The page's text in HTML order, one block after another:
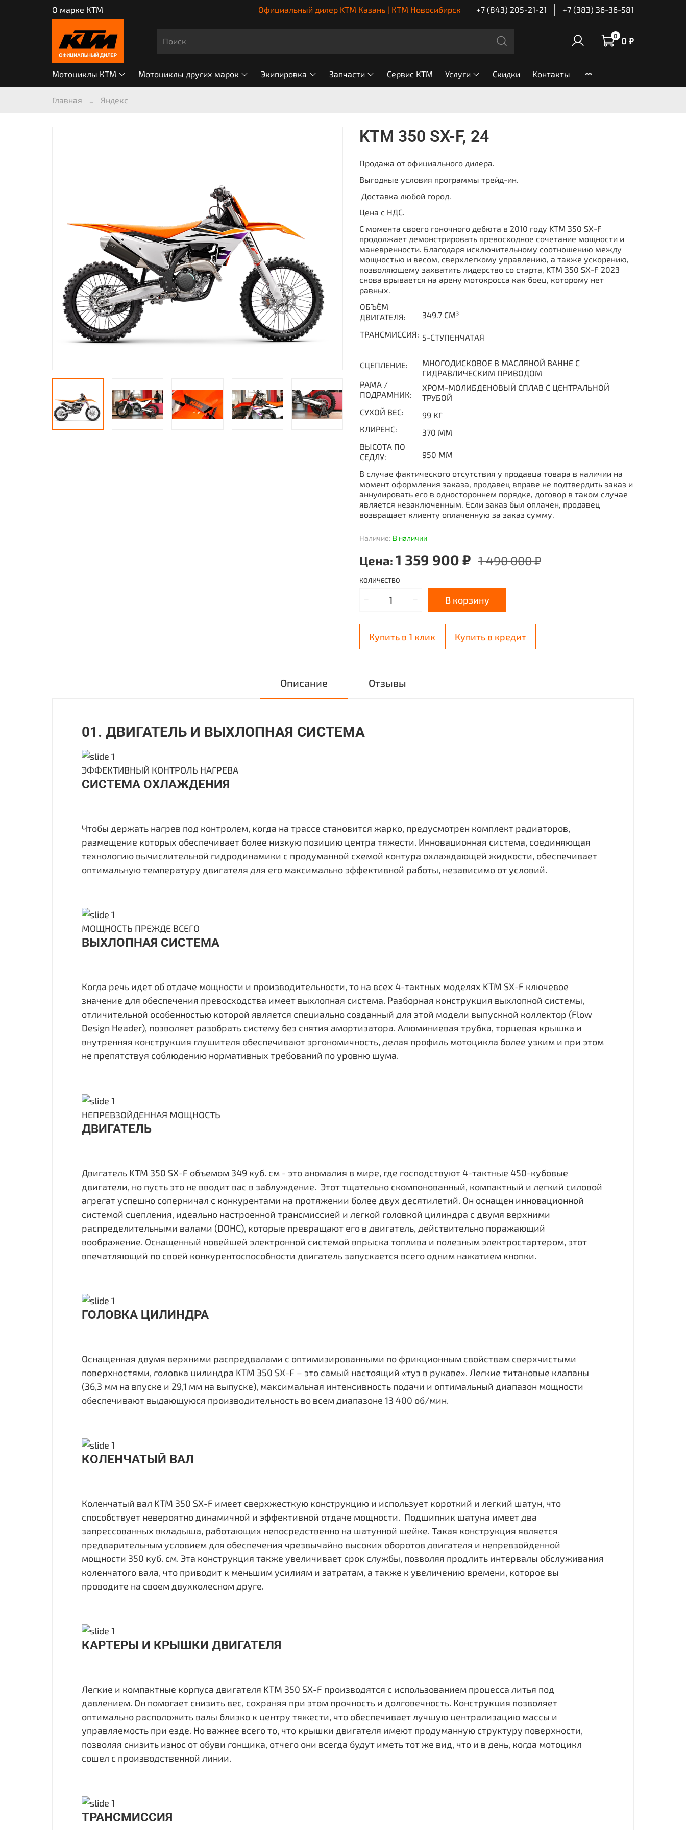
О марке КТМ Официальный дилер KTM Казань | КТМ Новосибирск +7 (843) 205-21-21 +7 (383) 36-36-581
0 0 ₽
Мотоциклы КТМ Мотоциклы других марок Экипировка Запчасти Сервис КТМ Услуги Скидки Контакты
Главная Яндекс
Наличие: В наличии
KTM 350 SX-F, 24
Цена: 1 359 900 ₽ 1 490 000 ₽
КОЛИЧЕСТВО
В корзину
Купить в 1 клик Купить в кредит
Продажа от официального дилера.
Выгодные условия программы трейд-ин.
Доставка любой город.
Цена с НДС.
C момента своего гоночного дебюта в 2010 году KTM 350 SX-F
продолжает демонстрировать превосходное сочетание мощности и
маневренности. Благодаря исключительному соотношению между
мощностью и весом, сверхлегкому управлению, а также ускорению,
позволяющему захватить лидерство со старта, KTM 350 SX-F 2023
снова врывается на арену мотокросса как боец, которому нет
равных.
ОБЪЁМ
ДВИГАТЕЛЯ:
349.7 СМ³
ТРАНСМИССИЯ: 5-СТУПЕНЧАТАЯ
СЦЕПЛЕНИЕ:
МНОГОДИСКОВОЕ В МАСЛЯНОЙ ВАННЕ С
ГИДРАВЛИЧЕСКИМ ПРИВОДОМ
РАМА /
ПОДРАМНИК:
ХРОМ-МОЛИБДЕНОВЫЙ СПЛАВ С ЦЕНТРАЛЬНОЙ
ТРУБОЙ
СУХОЙ ВЕС:
99 КГ
КЛИРЕНС:
370 ММ
ВЫСОТА ПО
СЕДЛУ:
950 ММ
В случае фактического отсутствия у продавца товара в наличии на
момент оформления заказа, продавец вправе не подтвердить заказ и
аннулировать его в одностороннем порядке, договор в таком случае
является незаключенным. Если заказ был оплачен, продавец
возвращает клиенту оплаченную за заказ сумму.
Описание Отзывы
01. ДВИГАТЕЛЬ И ВЫХЛОПНАЯ СИСТЕМА
ЭФФЕКТИВНЫЙ КОНТРОЛЬ НАГРЕВА
СИСТЕМА ОХЛАЖДЕНИЯ
Чтобы держать нагрев под контролем, когда на трассе становится жарко, предусмотрен комплект радиаторов,
размещение которых обеспечивает более низкую позицию центра тяжести. Инновационная система, соединяющая
технологию вычислительной гидродинамики с продуманной схемой контура охлаждающей жидкости, обеспечивает
оптимальную температуру двигателя для его максимально эффективной работы, независимо от условий.
МОЩНОСТЬ ПРЕЖДЕ ВСЕГО
ВЫХЛОПНАЯ СИСТЕМА
Когда речь идет об отдаче мощности и производительности, то на всех 4-тактных моделях KTM SX-F ключевое
значение для обеспечения превосходства имеет выхлопная система. Разборная конструкция выхлопной системы,
отличительной особенностью которой является специально созданный для этой модели выпускной коллектор (Flow
Design Header), позволяет разобрать систему без снятия амортизатора. Алюминиевая трубка, торцевая крышка и
внутренняя конструкция глушителя обеспечивают эргономичность, делая профиль мотоцикла более узким и при этом
не препятствуя соблюдению нормативных требований по уровню шума.
НЕПРЕВЗОЙДЕННАЯ МОЩНОСТЬ
ДВИГАТЕЛЬ
Двигатель KTM 350 SX-F объемом 349 куб. см - это аномалия в мире, где господствуют 4-тактные 450-кубовые
двигатели, но пусть это не вводит вас в заблуждение. Этот тщательно скомпонованный, компактный и легкий силовой
агрегат успешно соперничал с конкурентами на протяжении более двух десятилетий. Он оснащен инновационной
системой сцепления, идеально настроенной трансмиссией и легкой головкой цилиндра с двумя верхними
распределительными валами (DOHC), которые превращают его в двигатель, действительно поражающий
воображение. Оснащенный новейшей электронной системой впрыска топлива и полезным электростартером, этот
впечатляющий по своей конкурентоспособности двигатель запускается всего одним нажатием кнопки.
ГОЛОВКА ЦИЛИНДРА
Оснащенная двумя верхними распредвалами с оптимизированными по фрикционным свойствам сверхчистыми
поверхностями, головка цилиндра KTM 350 SX-F – это самый настоящий «туз в рукаве». Легкие титановые клапаны
(36,3 мм на впуске и 29,1 мм на выпуске), максимальная интенсивность подачи и оптимальный диапазон мощности
обеспечивают выдающуюся производительность во всем диапазоне 13 400 об/мин.
КОЛЕНЧАТЫЙ ВАЛ
Коленчатый вал KTM 350 SX-F имеет сверхжесткую конструкцию и использует короткий и легкий шатун, что
способствует невероятно динамичной и эффективной отдаче мощности. Подшипник шатуна имеет два
запрессованных вкладыша, работающих непосредственно на шатунной шейке. Такая конструкция является
предварительным условием для обеспечения чрезвычайно высоких оборотов двигателя и непревзойденной
мощности 350 куб. см. Эта конструкция также увеличивает срок службы, позволяя продлить интервалы обслуживания
коленчатого вала, что приводит к меньшим усилиям и затратам, а также к увеличению времени, которое вы
проводите на своем двухколесном друге.
КАРТЕРЫ И КРЫШКИ ДВИГАТЕЛЯ
Легкие и компактные корпуса двигателя KTM 350 SX-F производятся с использованием процесса литья под
давлением. Он помогает снизить вес, сохраняя при этом прочность и долговечность. Конструкция позволяет
оптимально расположить валы близко к центру тяжести, что обеспечивает лучшую централизацию массы и
управляемость при езде. Но важнее всего то, что крышки двигателя имеют продуманную структуру поверхности,
позволяя снизить износ от обуви гонщика, отчего они всегда будут иметь тот же вид, что и в день, когда мотоцикл
сошел с производственной линии.
ТРАНСМИССИЯ